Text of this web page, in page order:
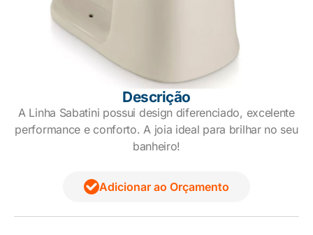
Descrição
A Linha Sabatini possui design diferenciado, excelente
performance e conforto. A joia ideal para brilhar no seu
banheiro!
Adicionar ao Orçamento